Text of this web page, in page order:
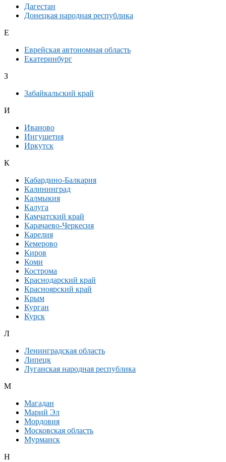
Дагестан
Донецкая народная республика
Е
Еврейская автономная область
Екатеринбург
З
Забайкальский край
И
Иваново
Ингушетия
Иркутск
К
Кабардино-Балкария
Калининград
Калмыкия
Калуга
Камчатский край
Карачаево-Черкесия
Карелия
Кемерово
Киров
Коми
Кострома
Краснодарский край
Красноярский край
Крым
Курган
Курск
Л
Ленинградская область
Липецк
Луганская народная республика
М
Магадан
Марий Эл
Мордовия
Московская область
Мурманск
Н